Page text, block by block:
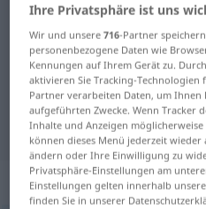
Deutsch-Norwegisch
Deutsch-
für "streng"
"streng"
„streng“
Ihre Privatsphäre ist uns
Wir und unsere716-Partner
personenbezogene Daten wie
Kennungen auf Ihrem Gerät zu.
aktivieren Sie Tracking-
Partner verarbeiten Daten, um Ihnen
aufgeführten Zwecke. Wenn Tracker
Inhalte und Anzeigen
können dieses Menü jederzeit
ändern oder Ihre Einwilligung zu
Privatsphäre-Einstellungen am
Einstellungen gelten innerhalb
finden Sie in unserer